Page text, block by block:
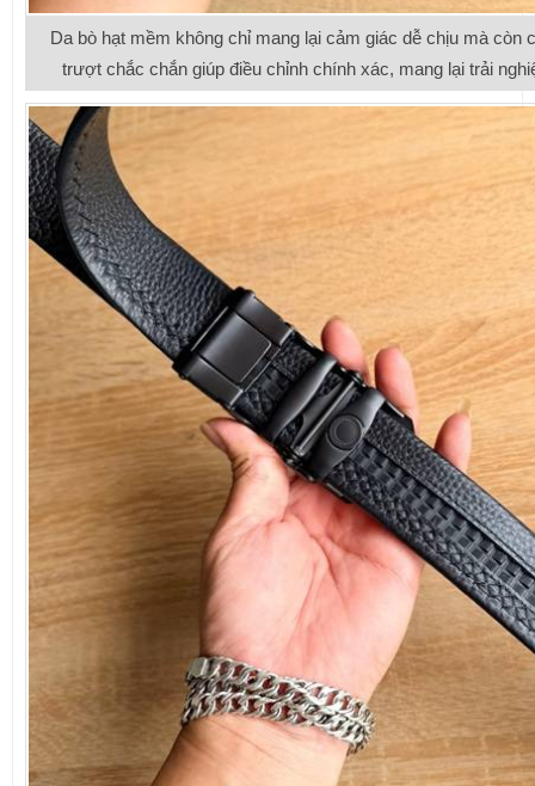
Da bò hạt mềm không chỉ mang lại cảm giác dễ chịu mà còn
trượt chắc chắn giúp điều chỉnh chính xác, mang lại trải